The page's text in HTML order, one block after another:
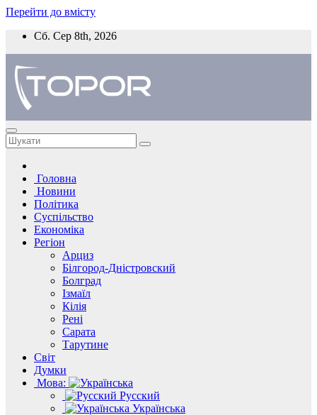
Перейти до вмісту
Сб. Сер 8th, 2026
Головна
Новини
Політика
Суспільство
Економіка
Регіон
Арциз
Білгород-Дністровский
Болград
Ізмаїл
Кілія
Рені
Сарата
Тарутине
Світ
Думки
Мова:
Русский
Українська